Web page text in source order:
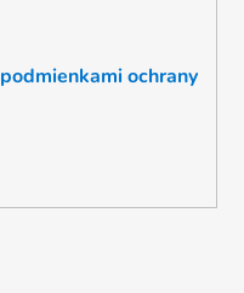
podmienkami ochrany